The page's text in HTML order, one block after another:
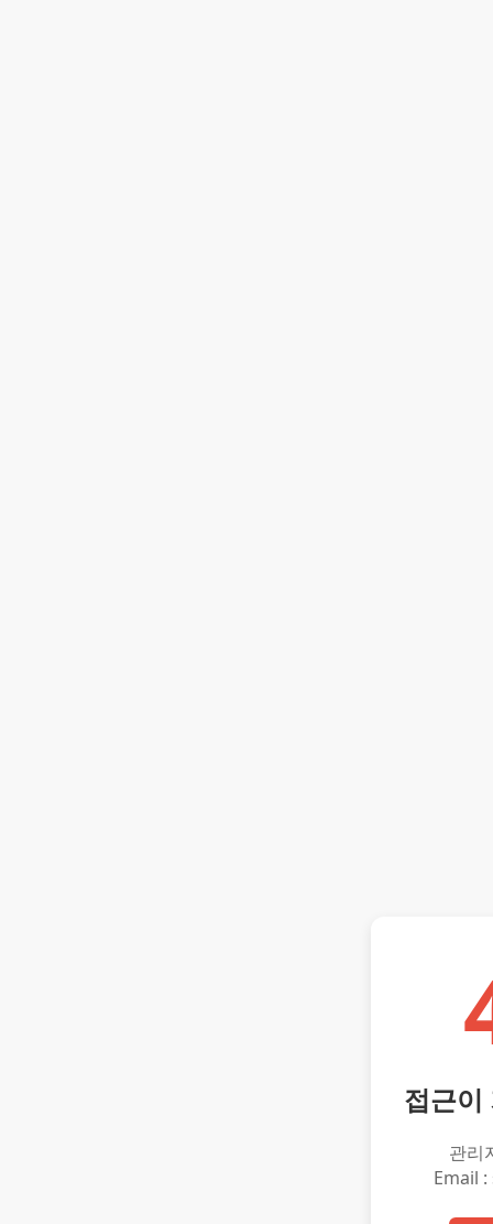
접근이
관리
Email